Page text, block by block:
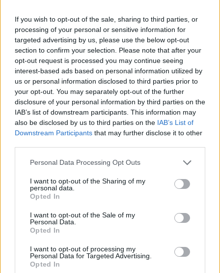
If you wish to opt-out of the sale, sharing to third parties, or
processing of your personal or sensitive information for
targeted advertising by us, please use the below opt-out
section to confirm your selection. Please note that after your
opt-out request is processed you may continue seeing
interest-based ads based on personal information utilized by
us or personal information disclosed to third parties prior to
your opt-out. You may separately opt-out of the further
disclosure of your personal information by third parties on the
IAB’s list of downstream participants. This information may
also be disclosed by us to third parties on the IAB’s List of
Downstream Participants that may further disclose it to other
Personal Data Processing Opt Outs
I want to opt-out of the Sharing of my
personal data.
Opted In
I want to opt-out of the Sale of my
Personal Data.
Opted In
I want to opt-out of processing my
Personal Data for Targeted Advertising.
Opted In